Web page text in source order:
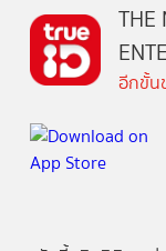
THE
อีกขั้น